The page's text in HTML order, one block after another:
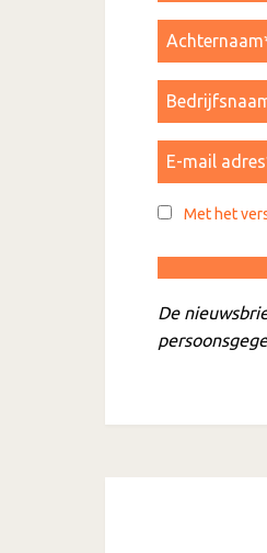
Met het
De